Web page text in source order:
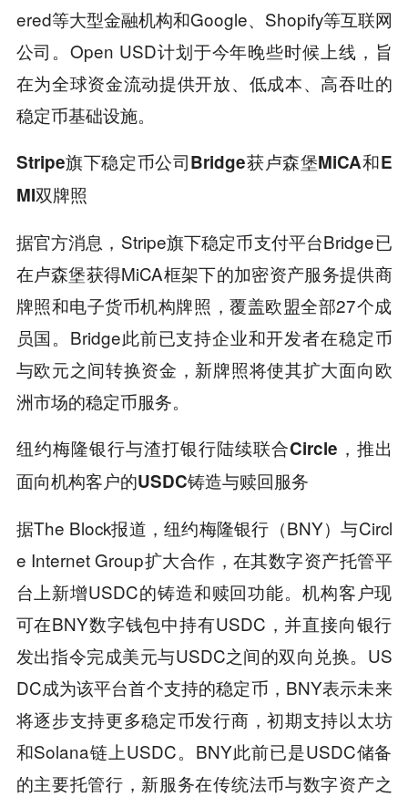
ered等大型金融机构和Google、Shopify等互联网
公司。Open USD计划于今年晚些时候上线，旨
在为全球资金流动提供开放、低成本、高吞吐的
稳定币基础设施。
Stripe旗下稳定币公司Bridge获卢森堡MiCA和E
MI双牌照
据官方消息，Stripe旗下稳定币支付平台Bridge已
在卢森堡获得MiCA框架下的加密资产服务提供商
牌照和电子货币机构牌照，覆盖欧盟全部27个成
员国。Bridge此前已支持企业和开发者在稳定币
与欧元之间转换资金，新牌照将使其扩大面向欧
洲市场的稳定币服务。
纽约梅隆银行与渣打银行陆续联合Circle， 推出
面向机构客户的USDC铸造与赎回服务
据The Block报道，纽约梅隆银行（BNY）与Circl
e Internet Group扩大合作，在其数字资产托管平
台上新增USDC的铸造和赎回功能。机构客户现
可在BNY数字钱包中持有USDC，并直接向银行
发出指令完成美元与USDC之间的双向兑换。US
DC成为该平台首个支持的稳定币，BNY表示未来
将逐步支持更多稳定币发行商，初期支持以太坊
和Solana链上USDC。BNY此前已是USDC储备
的主要托管行，新服务在传统法币与数字资产之